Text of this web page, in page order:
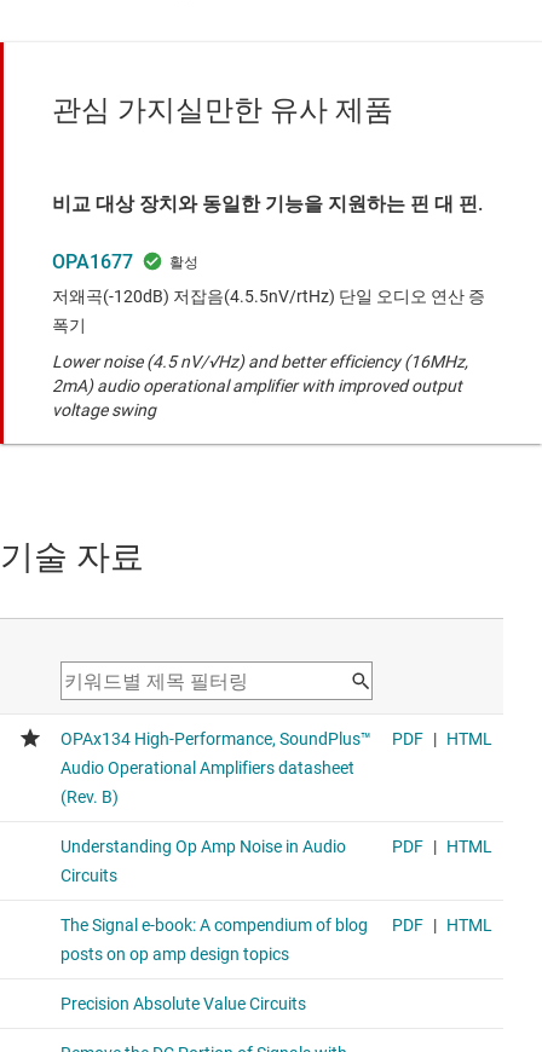
관심 가지실만한 유사 제품
비교 대상 장치와 동일한 기능을 지원하는 핀 대 핀.
OPA1677
저왜곡(-120dB) 저잡음(4.5.5nV/rtHz) 단일 오디오 연산 증
폭기
Lower noise (4.5 nV/√Hz) and better efficiency (16MHz,
2mA) audio operational amplifier with improved output
voltage swing
기술 자료